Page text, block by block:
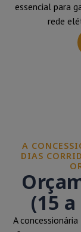
essencial para
rede
A
DIAS
(15
A